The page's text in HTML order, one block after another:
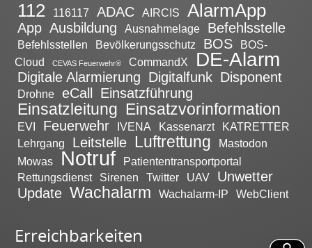
112 116117 ADAC AIRCIS AlarmApp
App Ausbildung Ausnahmelage Befehlsstelle
Befehlsstellen Bevölkerungsschutz BOS
BOS-
Cloud
CEVAS Feuerwehr® CommandX DE-Alarm
Digitale Alarmierung Digitalfunk Disponent
Drohne eCall Einsatzführung
Einsatzleitung Einsatzvorinformation
EVI Feuerwehr IVENA Kassenarzt
KATRETTER
Lehrgang
Leitstelle Luftrettung
Mastodon
Mowas
Notruf
Patiententransportportal
Rettungsdienst
Sirenen Twitter UAV
Unwetter
Update Wachalarm Wachalarm-IP WebClient
Erreichbarkeiten